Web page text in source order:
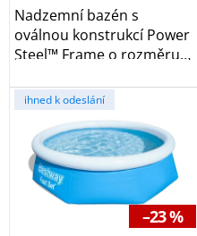
Nadzemní bazén s
oválnou konstrukcí Power
Steel™ Frame o rozměru
ihned k odeslání
–23 %